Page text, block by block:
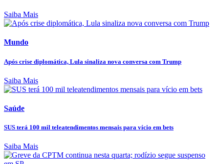
Saiba Mais
Mundo
Após crise diplomática, Lula sinaliza nova conversa com Trump
Saiba Mais
Saúde
SUS terá 100 mil teleatendimentos mensais para vício em bets
Saiba Mais